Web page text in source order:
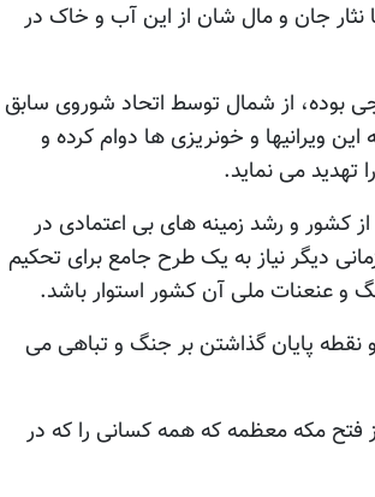
نثار جان و مال شان از این آب و خاک در
بوده، از شمال توسط اتحاد شوروی سابق
ویرانیها و خونریزی ها دوام کرده و
می نماید.
کشور و رشد زمینه های بی اعتمادی در
دیگر نیاز به یک طرح جامع برای تحکیم
و عنعنات ملی آن کشور استوار باشد.
پایان گذاشتن بر جنگ و تباهی می
از فتح مکه معظمه که همه کسانی را که در